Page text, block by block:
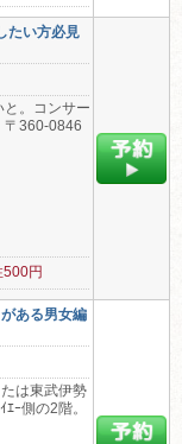
たい方必見
。コンサー
〒360-0846
円
ある男女編
は東武伊勢
ｰ側の2階。